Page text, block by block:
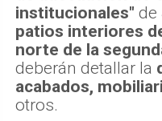
institucionales" de
patios interiores
norte de la
deberán detallar la
acabados,
otros.